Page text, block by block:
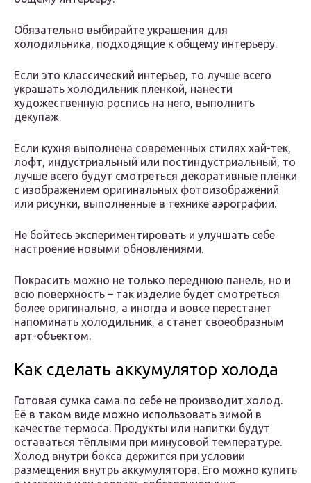
Обязательно выбирайте украшения для
холодильника, подходящие к общему интерьеру.
Если это классический интерьер, то лучше всего
украшать холодильник пленкой, нанести
художественную роспись на него, выполнить
декупаж.
Если кухня выполнена современных стилях хай-тек,
лофт, индустриальный или постиндустриальный, то
лучше всего будут смотреться декоративные пленки
с изображением оригинальных фотоизображений
или рисунки, выполненные в технике аэрографии.
Не бойтесь экспериментировать и улучшать себе
настроение новыми обновлениями.
Покрасить можно не только переднюю панель, но и
всю поверхность – так изделие будет смотреться
более оригинально, а иногда и вовсе перестанет
напоминать холодильник, а станет своеобразным
арт-объектом.
Как сделать аккумулятор холода
Готовая сумка сама по себе не производит холод.
Её в таком виде можно использовать зимой в
качестве термоса. Продукты или напитки будут
оставаться тёплыми при минусовой температуре.
Холод внутри бокса держится при условии
размещения внутрь аккумулятора. Его можно купить